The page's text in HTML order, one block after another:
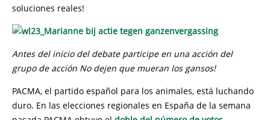
soluciones reales!
Antes del inicio del debate participe en una acción del
grupo de acción No dejen que mueran los gansos!
PACMA, el partido español para los animales, está luchando
duro. En las elecciones regionales en España de la semana